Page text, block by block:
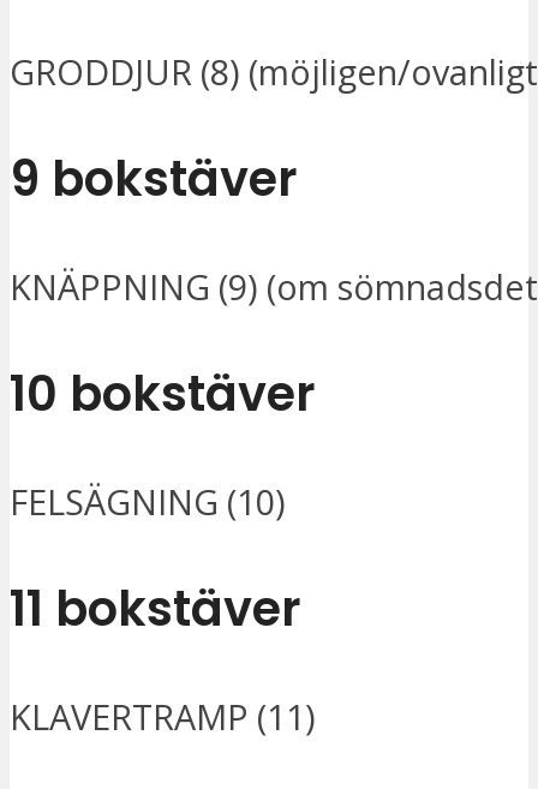
GRODDJUR (8) (möjligen/
9 bokstäver
KNÄPPNING (9) (om
10 bokstäver
FELSÄGNING (10)
11 bokstäver
KLAVERTRAMP (11)